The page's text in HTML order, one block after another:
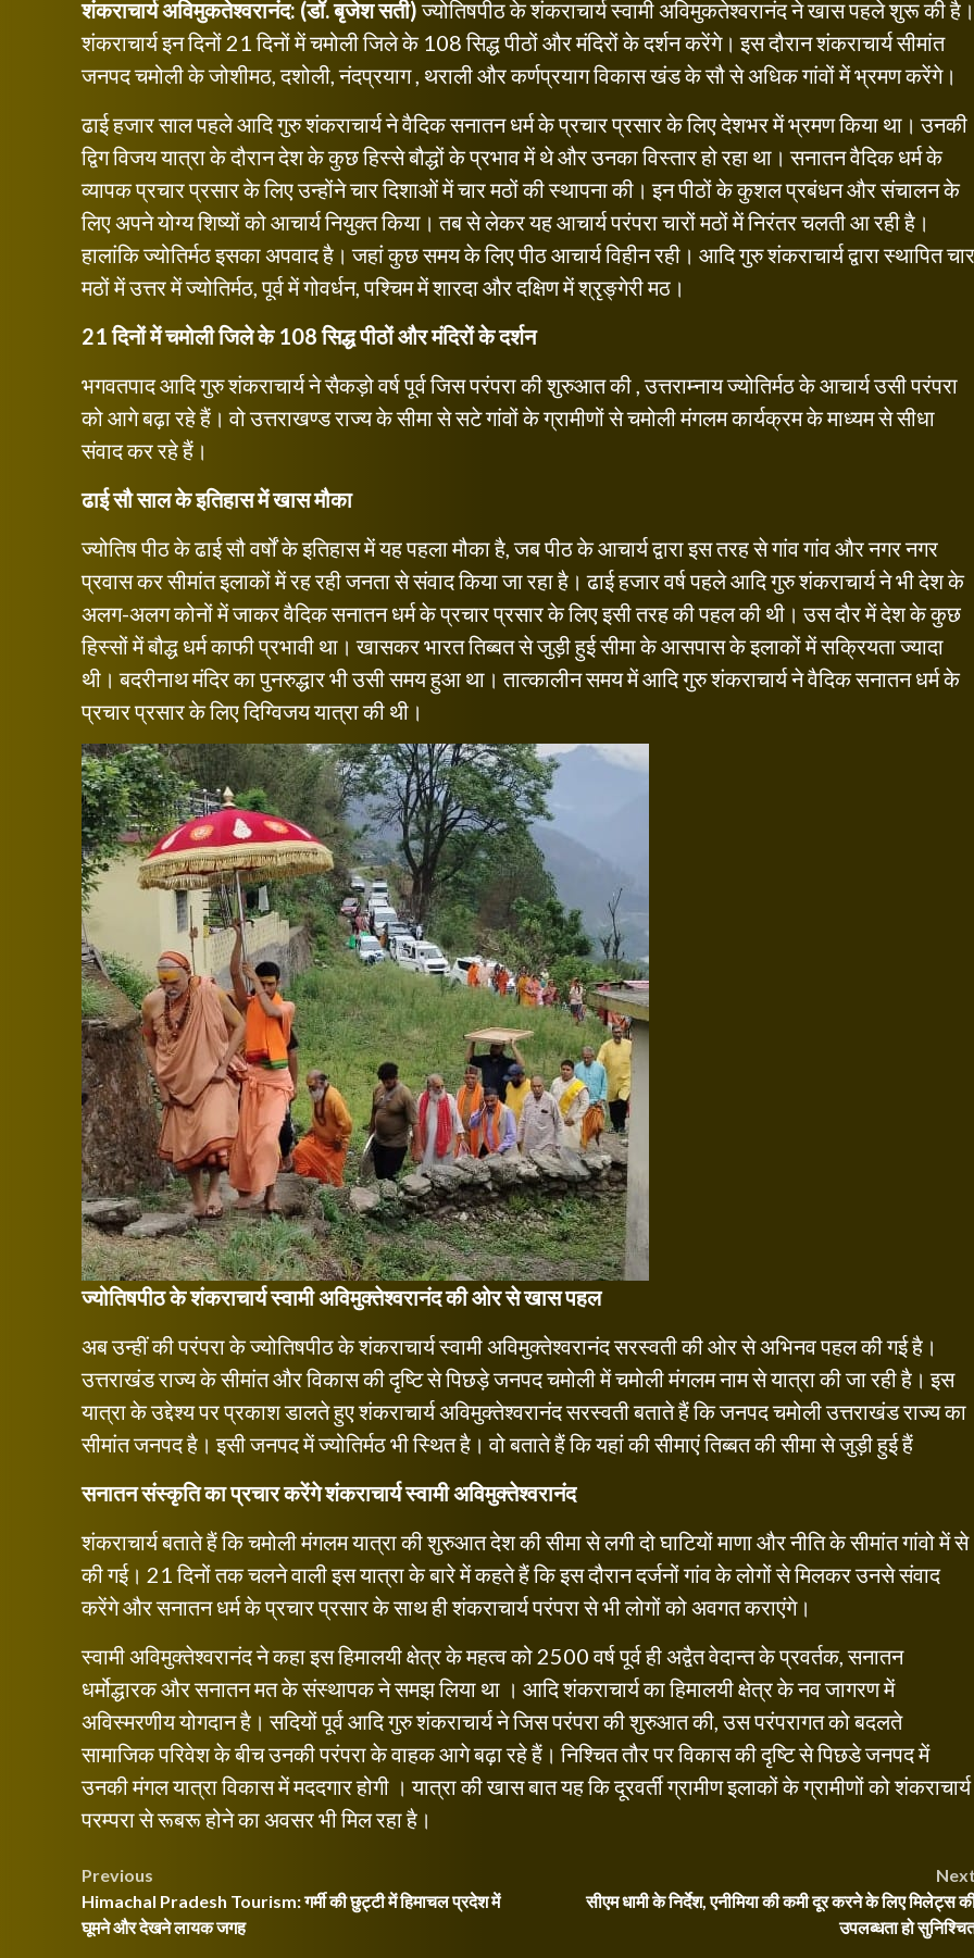
शंकराचार्य अविमुकतेश्वरानंद: (डॉ. बृजेश सती)ज्योतिषपीठ के शंकराचार्य स्वामी अविमुकतेश्वरानंद ने खास पहले शुरू की है।
शंकराचार्य इन दिनों 21 दिनों में चमोली जिले के 108 सिद्ध पीठों और मंदिरों के दर्शन करेंगे। इस दौरान शंकराचार्य सीमांत
जनपद चमोली के जोशीमठ, दशोली, नंदप्रयाग , थराली और कर्णप्रयाग विकास खंड के सौ से अधिक गांवों में भ्रमण करेंगे।
ढाई हजार साल पहले आदि गुरु शंकराचार्य ने वैदिक सनातन धर्म के प्रचार प्रसार के लिए देशभर में भ्रमण किया था। उनकी
द्विग विजय यात्रा के दौरान देश के कुछ हिस्से बौद्धों के प्रभाव में थे और उनका विस्तार हो रहा था। सनातन वैदिक धर्म के
व्यापक प्रचार प्रसार के लिए उन्होंने चार दिशाओं में चार मठों की स्थापना की। इन पीठों के कुशल प्रबंधन और संचालन के
लिए अपने योग्य शिष्यों को आचार्य नियुक्त किया। तब से लेकर यह आचार्य परंपरा चारों मठों में निरंतर चलती आ रही है।
हालांकि ज्योतिर्मठ इसका अपवाद है। जहां कुछ समय के लिए पीठ आचार्य विहीन रही। आदि गुरु शंकराचार्य द्वारा स्थापित चार
मठों में उत्तर में ज्योतिर्मठ, पूर्व में गोवर्धन, पश्चिम में शारदा और दक्षिण में श्रृङ्गेरी मठ।
21 दिनों में चमोली जिले के 108 सिद्ध पीठों और मंदिरों के दर्शन
भगवतपाद आदि गुरु शंकराचार्य ने सैकड़ो वर्ष पूर्व जिस परंपरा की शुरुआत की , उत्तराम्नाय ज्योतिर्मठ के आचार्य उसी परंपरा
को आगे बढ़ा रहे हैं। वो उत्तराखण्ड राज्य के सीमा से सटे गांवों के ग्रामीणों से चमोली मंगलम कार्यक्रम के माध्यम से सीधा
संवाद कर रहे हैं।
ढाई सौ साल के इतिहास में खास मौका
ज्योतिष पीठ के ढाई सौ वर्षों के इतिहास में यह पहला मौका है, जब पीठ के आचार्य द्वारा इस तरह से गांव गांव और नगर नगर
प्रवास कर सीमांत इलाकों में रह रही जनता से संवाद किया जा रहा है। ढाई हजार वर्ष पहले आदि गुरु शंकराचार्य ने भी देश के
अलग-अलग कोनों में जाकर वैदिक सनातन धर्म के प्रचार प्रसार के लिए इसी तरह की पहल की थी। उस दौर में देश के कुछ
हिस्सों में बौद्ध धर्म काफी प्रभावी था। खासकर भारत तिब्बत से जुड़ी हुई सीमा के आसपास के इलाकों में सक्रियता ज्यादा
थी। बदरीनाथ मंदिर का पुनरुद्धार भी उसी समय हुआ था। तात्कालीन समय में आदि गुरु शंकराचार्य ने वैदिक सनातन धर्म के
प्रचार प्रसार के लिए दिग्विजय यात्रा की थी।
ज्योतिषपीठ के शंकराचार्य स्वामी अविमुक्तेश्वरानंद की ओर से खास पहल
अब उन्हीं की परंपरा के ज्योतिषपीठ के शंकराचार्य स्वामी अविमुक्तेश्वरानंद सरस्वती की ओर से अभिनव पहल की गई है।
उत्तराखंड राज्य के सीमांत और विकास की दृष्टि से पिछड़े जनपद चमोली में चमोली मंगलम नाम से यात्रा की जा रही है। इस
यात्रा के उद्देश्य पर प्रकाश डालते हुए शंकराचार्य अविमुक्तेश्वरानंद सरस्वती बताते हैं कि जनपद चमोली उत्तराखंड राज्य का
सीमांत जनपद है। इसी जनपद में ज्योतिर्मठ भी स्थित है। वो बताते हैं कि यहां की सीमाएं तिब्बत की सीमा से जुड़ी हुई हैं
सनातन संस्कृति का प्रचार करेंगे शंकराचार्य स्वामी अविमुक्तेश्वरानंद
शंकराचार्य बताते हैं कि चमोली मंगलम यात्रा की शुरुआत देश की सीमा से लगी दो घाटियों माणा और नीति के सीमांत गांवो में से
की गई। 21 दिनों तक चलने वाली इस यात्रा के बारे में कहते हैं कि इस दौरान दर्जनों गांव के लोगों से मिलकर उनसे संवाद
करेंगे और सनातन धर्म के प्रचार प्रसार के साथ ही शंकराचार्य परंपरा से भी लोगों को अवगत कराएंगे।
स्वामी अविमुक्तेश्वरानंद ने कहा इस हिमालयी क्षेत्र के महत्व को 2500 वर्ष पूर्व ही अद्वैत वेदान्त के प्रवर्तक, सनातन
धर्मोद्धारक और सनातन मत के संस्थापक ने समझ लिया था । आदि शंकराचार्य का हिमालयी क्षेत्र के नव जागरण में
अविस्मरणीय योगदान है। सदियों पूर्व आदि गुरु शंकराचार्य ने जिस परंपरा की शुरुआत की, उस परंपरागत को बदलते
सामाजिक परिवेश के बीच उनकी परंपरा के वाहक आगे बढ़ा रहे हैं। निश्चित तौर पर विकास की दृष्टि से पिछडे जनपद में
उनकी मंगल यात्रा विकास में मददगार होगी । यात्रा की खास बात यह कि दूरवर्ती ग्रामीण इलाकों के ग्रामीणों को शंकराचार्य
परम्परा से रूबरू होने का अवसर भी मिल रहा है।
Post
navigation
Previous
Himachal Pradesh Tourism: गर्मी की छुट्टी में हिमाचल प्रदेश में
घूमने और देखने लायक जगह
सीएम धामी के निर्देश, एनीमिया की कमी दूर करने के लिए मिलेट्स
उपलब्धता हो